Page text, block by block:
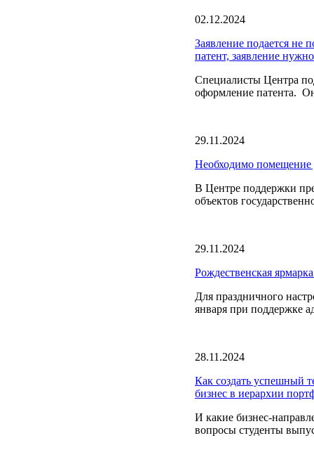
02.12.2024
Заявление подается не
патент, заявление
Специалисты Центра
оформление патента.
29.11.2024
Необходимо помещение
В Центре поддержки
объектов
29.11.2024
Рождественская
Для праздничного
января при поддержке
28.11.2024
Как создать успешный
бизнес в иерархии
И какие бизнес-
вопросы студенты